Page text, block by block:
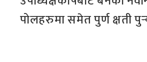
पोलहरुमा समेत पुर्ण क्षती